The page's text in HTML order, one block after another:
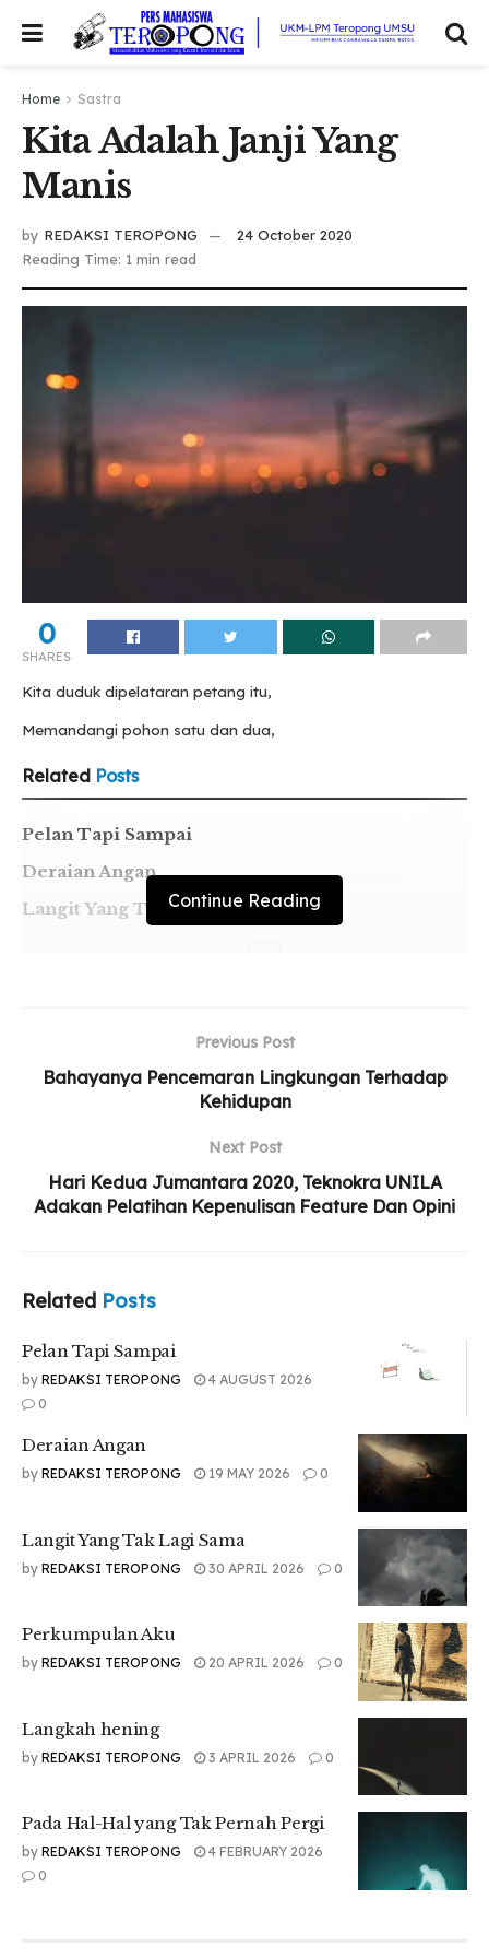
Home Sastra
Kita Adalah Janji Yang
Manis
by REDAKSI TEROPONG
24 October 2020
Reading Time: 1 min read
0
SHARES
Kita duduk dipelataran petang itu,
Memandangi pohon satu dan dua,
Related Posts
Pelan Tapi Sampai
Deraian Angan
Langit Yang Tak Lagi Sama
Yang kutanam kemarin, berencana
Memetik buah yang matang nanti untuk disantap,
Membicarakan kuasa penguasa yang minta dikasihani,
Tentang kisah si ibu tua yang kehilangan anaknya,
Si penguasa pasar yang menangis
Tak gelak gela tawa,
Ku mengadu lantas kau tersenyum malu
Tr : Nur Salsabila
Continue Reading
#teropongonline
Previous Post
Bahayanya Pencemaran Lingkungan Terhadap
Kehidupan
Next Post
Hari Kedua Jumantara 2020, Teknokra UNILA
Adakan Pelatihan Kepenulisan Feature Dan Opini
Related Posts
Pelan Tapi Sampai
by REDAKSI TEROPONG
4 AUGUST 2026
0
Deraian Angan
by REDAKSI TEROPONG 19 MAY 2026 0
Langit Yang Tak Lagi Sama
by REDAKSI TEROPONG 30 APRIL 2026 0
Perkumpulan Aku
by REDAKSI TEROPONG 20 APRIL 2026 0
Langkah hening
by REDAKSI TEROPONG 3 APRIL 2026 0
Pada Hal-Hal yang Tak Pernah Pergi
by REDAKSI TEROPONG
4 FEBRUARY 2026
0